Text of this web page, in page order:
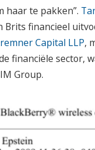
haar te pakken”.
Brits financieel
Capital LLP,
financiële sector,
Group.